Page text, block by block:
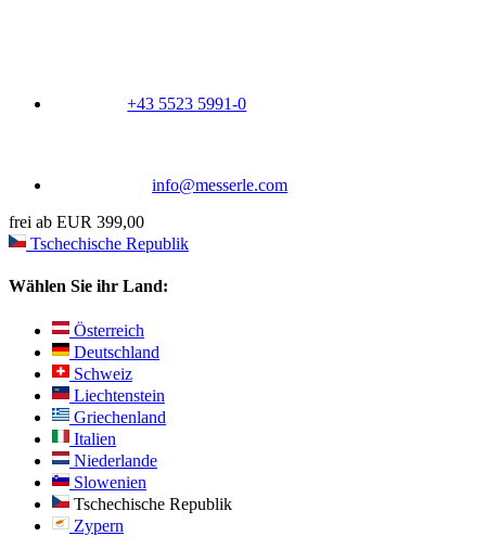
+43 5523 5991-0
info@messerle.com
frei ab EUR 399,00
Tschechische Republik
Wählen Sie ihr Land:
Österreich
Deutschland
Schweiz
Liechtenstein
Griechenland
Italien
Niederlande
Slowenien
Tschechische Republik
Zypern